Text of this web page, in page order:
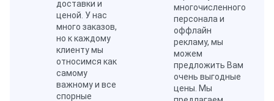
доставки и
ценой. У нас
много заказов,
но к каждому
клиенту мы
относимся как
самому
важному и все
спорные
многочисленного
персонала и
оффлайн
рекламу, мы
можем
предложить Вам
очень выгодные
цены. Мы